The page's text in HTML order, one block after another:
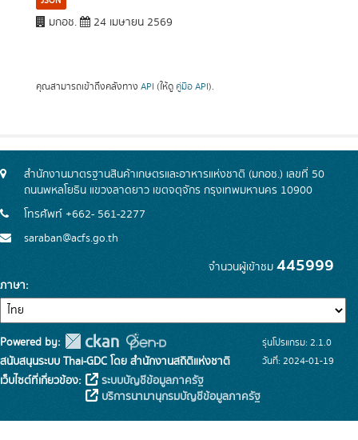
มกอช. 24 เมษายน 2569
คุณสามารถเข้าถึงคลังทาง API (ให้ดู คู่มือ API).
สำนักงานมาตรฐานสินค้าเกษตรและอาหารแห่งชาติ (มกอช.) เลขที่ 50
ถนนพหลโยธิน แขวงลาดยาว เขตจตุจักร กรุงเทพมหานคร 10900
โทรศัพท์ +662- 561-2277
saraban@acfs.go.th
จำนวนผู้เข้าชม 445999
ภาษา
Powered by:
สนับสนุนระบบ Thai-GDC โดย สำนักงานสถิติแห่งชาติ
เว็บไซต์ที่เกี่ยวข้อง:
ระบบบัญชีข้อมูลภาครัฐ
บริการนามานุกรมบัญชีข้อมูลภาครัฐ
รุ่นโปรแกรม: 2.1.0
วันที่: 2024-01-19